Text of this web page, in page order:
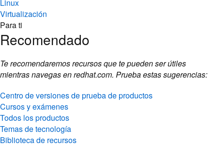
Linux
Virtualización
Para ti
Recomendado
Te recomendaremos recursos que te pueden ser útiles
mientras navegas en redhat.com. Prueba estas sugerencias:
Centro de versiones de prueba de productos
Cursos y exámenes
Todos los productos
Temas de tecnología
Biblioteca de recursos